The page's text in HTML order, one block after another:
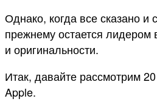
Однако, когда все сказано и
прежнему остается лидером
и оригинальности.
Итак, давайте рассмотрим
Apple.